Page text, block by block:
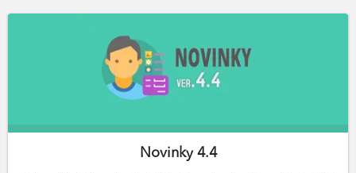
Novinky 4.4